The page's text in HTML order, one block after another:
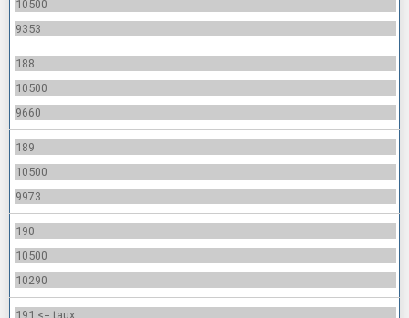
10500
9353
188
10500
9660
189
10500
9973
190
10500
10290
191 <= taux